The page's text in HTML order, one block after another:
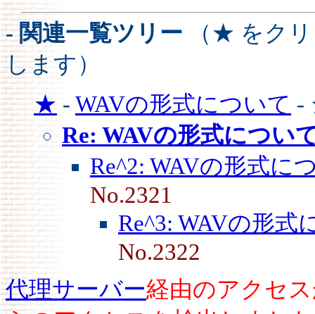
- 関連一覧ツリー （★ をク
します）
★ - WAVの形式について -
Re: WAVの形式につい
Re^2: WAVの形式に
No.2321
Re^3: WAVの形式
No.2322
代理サーバー経由のアクセ